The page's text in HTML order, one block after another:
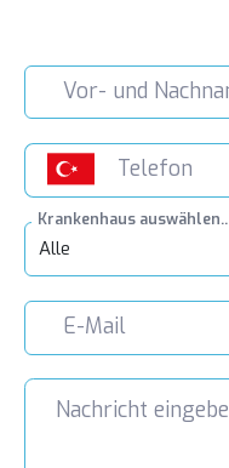
Krankenhaus auswählen..
Alle